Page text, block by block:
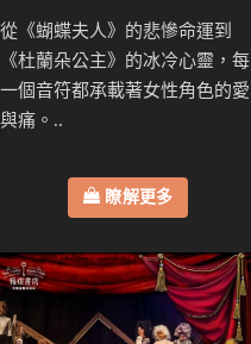
從《蝴蝶夫人》的悲慘命運到
《杜蘭朵公主》的冰冷心靈，每
一個音符都承載著女性角色的愛
與痛。..
瞭解更多